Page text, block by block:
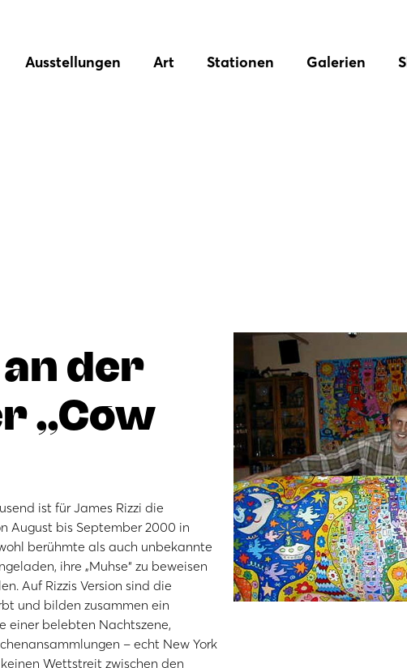
Ausstellungen Art Stationen Galerien
der
„Cow
ist für James Rizzi die
August bis September 2000 in
berühmte als auch unbekannte
ihre „Muhse“ zu beweisen
Auf Rizzis Version sind die
und bilden zusammen ein
einer belebten Nachtszene,
– echt New York
Wettstreit zwischen den